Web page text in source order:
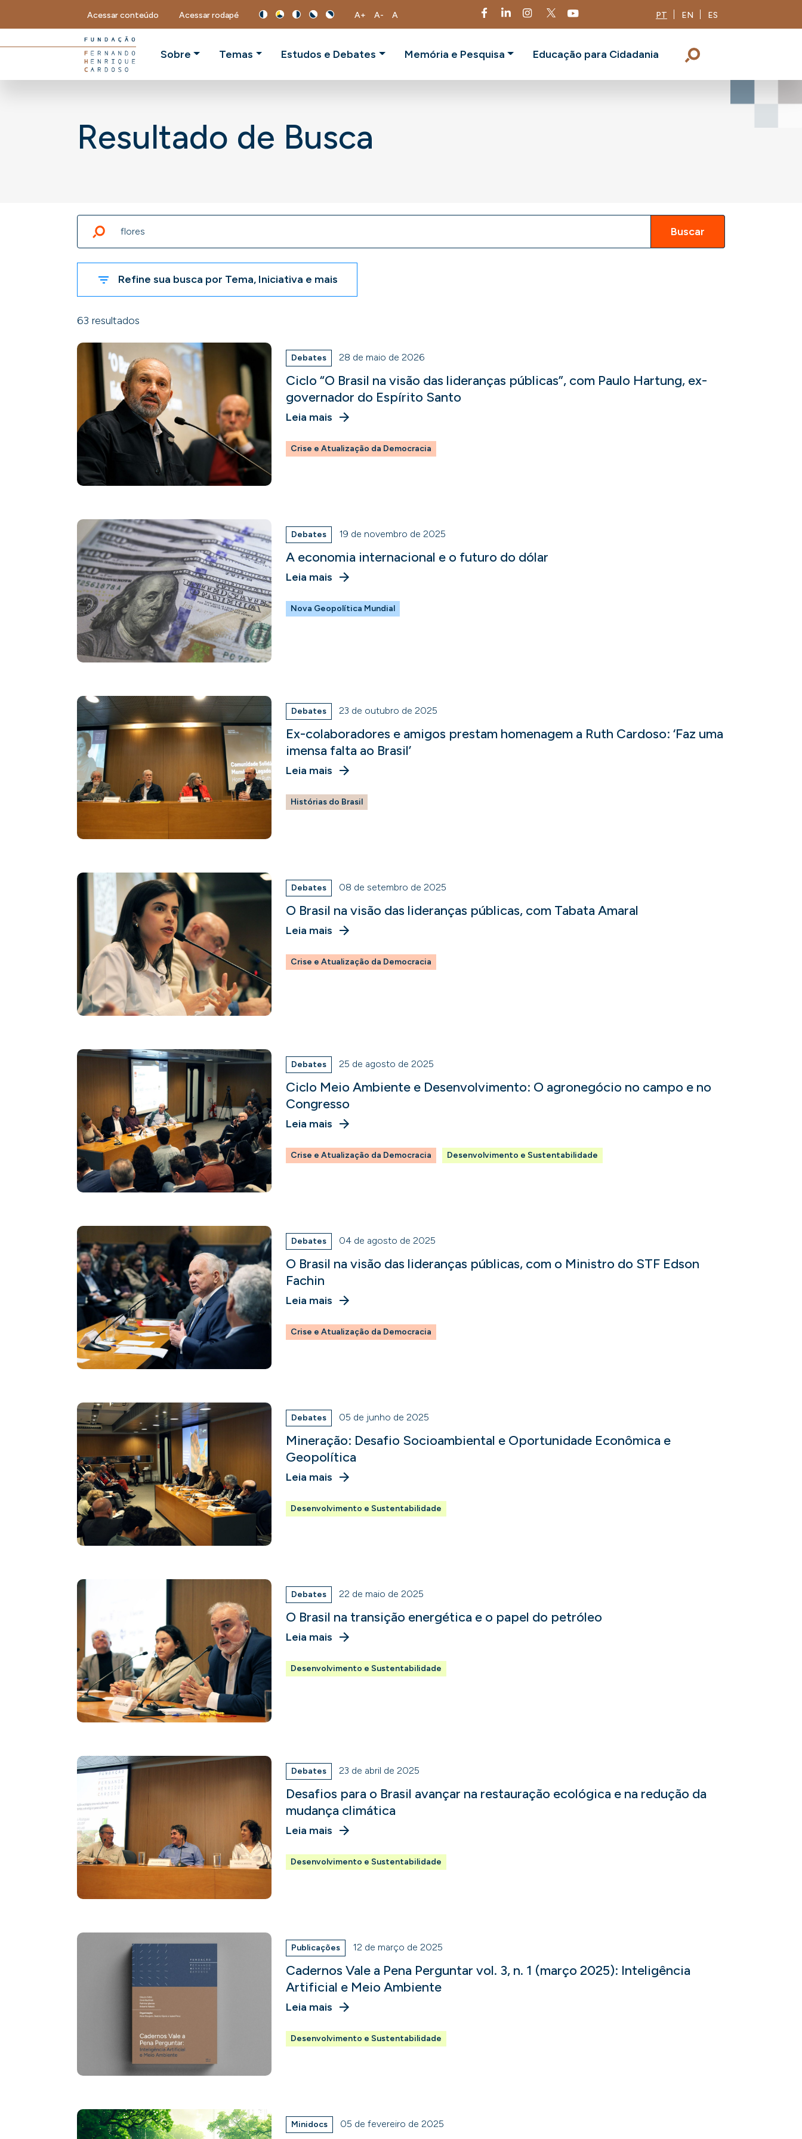
Acessar conteúdo Acessar rodapé A+ A- A PT EN ES
Sobre Temas Estudos e Debates Memória e Pesquisa Educação para Cidadania
Resultado de Busca
Buscar
Refine sua busca por Tema, Iniciativa e mais
63 resultados
Debates 28 de maio de 2026
Ciclo “O Brasil na visão das lideranças públicas”, com Paulo Hartung, ex-
governador do Espírito Santo
Leia mais
Crise e Atualização da Democracia
Debates 19 de novembro de 2025
A economia internacional e o futuro do dólar
Leia mais
Nova Geopolítica Mundial
Debates 23 de outubro de 2025
Ex-colaboradores e amigos prestam homenagem a Ruth Cardoso: ‘Faz uma
imensa falta ao Brasil’
Leia mais
Histórias do Brasil
Debates 08 de setembro de 2025
O Brasil na visão das lideranças públicas, com Tabata Amaral
Leia mais
Crise e Atualização da Democracia
Debates 25 de agosto de 2025
Ciclo Meio Ambiente e Desenvolvimento: O agronegócio no campo e no
Congresso
Leia mais
Crise e Atualização da Democracia Desenvolvimento e Sustentabilidade
Debates 04 de agosto de 2025
O Brasil na visão das lideranças públicas, com o Ministro do STF Edson
Fachin
Leia mais
Crise e Atualização da Democracia
Debates 05 de junho de 2025
Mineração: Desafio Socioambiental e Oportunidade Econômica e
Geopolítica
Leia mais
Desenvolvimento e Sustentabilidade
Debates 22 de maio de 2025
O Brasil na transição energética e o papel do petróleo
Leia mais
Desenvolvimento e Sustentabilidade
Debates 23 de abril de 2025
Desafios para o Brasil avançar na restauração ecológica e na redução da
mudança climática
Leia mais
Desenvolvimento e Sustentabilidade
Publicações 12 de março de 2025
Cadernos Vale a Pena Perguntar vol. 3, n. 1 (março 2025): Inteligência
Artificial e Meio Ambiente
Leia mais
Desenvolvimento e Sustentabilidade
Minidocs 05 de fevereiro de 2025